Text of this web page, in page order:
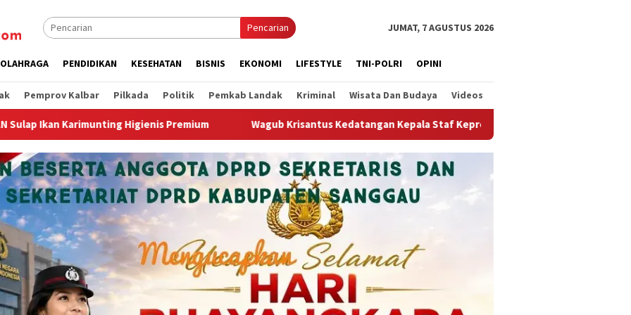
Pencarian JUMAT, 7 AGUSTUS 2026
OLAHRAGA PENDIDIKAN KESEHATAN BISNIS EKONOMI LIFESTYLE TNI-POLRI OPINI
Pemprov Kalbar Pilkada Politik Pemkab Landak Kriminal Wisata Dan Budaya Videos
Premium Wagub Krisantus Kedatangan Kepala Staf Kepresidenan, Tegaskan Komitmen Dukung Hilirisasi Industri dan